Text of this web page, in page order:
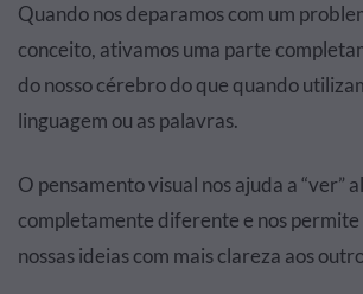
Quando nos deparamos com um
conceito, ativamos uma parte
do nosso cérebro do que quando
linguagem ou as palavras.
O pensamento visual nos ajuda a “ver”
completamente diferente e nos
nossas ideias com mais clareza aos